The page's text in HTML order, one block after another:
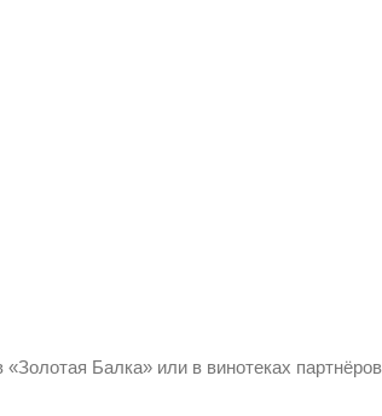
Балка» или в винотеках партнёров